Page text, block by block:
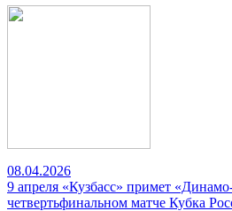
08.04.2026
9 апреля «Кузбасс» примет
четвертьфинальном матче Кубка